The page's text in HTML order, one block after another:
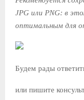
JPG или PNG: в
оптимальным для
Будем рады
или пишите